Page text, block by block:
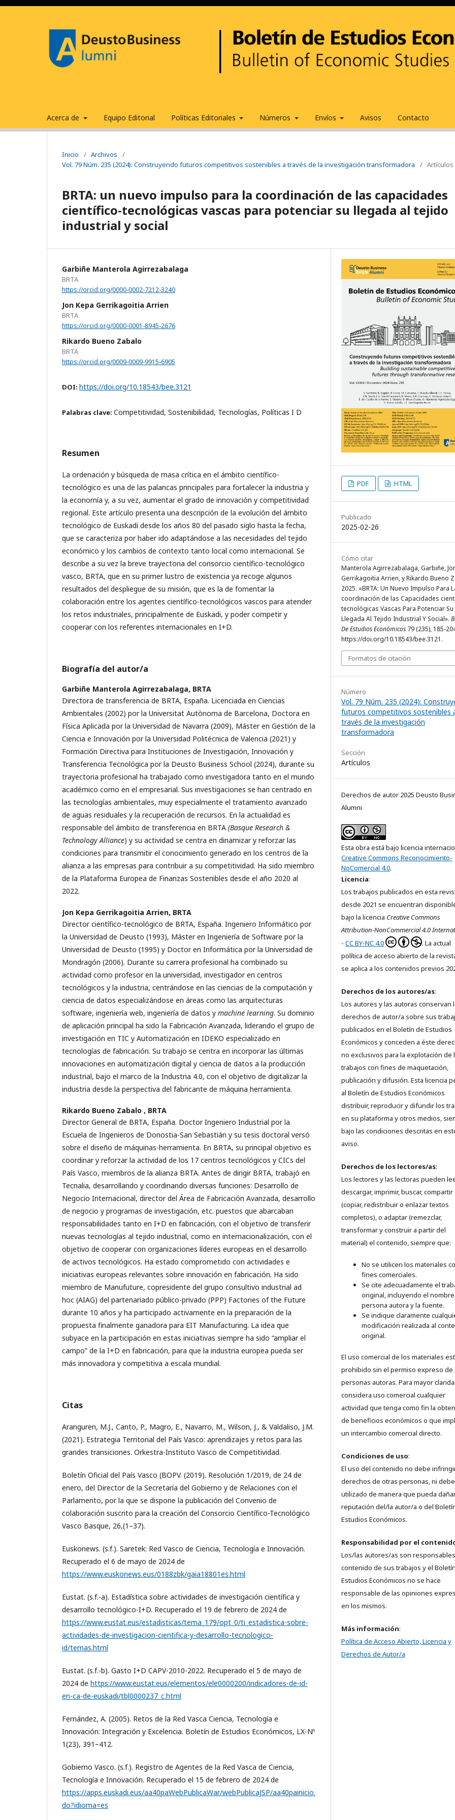
Acerca de Equipo Editorial Políticas Editoriales Números Envíos Avisos Contacto
Inicio / Archivos
/
Vol. 79 Núm. 235 (2024): Construyendo futuros competitivos sostenibles a través de la investigación transformadora
/ Artículos
BRTA: un nuevo impulso para la coordinación de las capacidades
científico-tecnológicas vascas para potenciar su llegada al tejido
industrial y social
Garbiñe Manterola Agirrezabalaga
BRTA
https://orcid.org/0000-0002-7212-3240
Jon Kepa Gerrikagoitia Arrien
BRTA
https://orcid.org/0000-0001-8945-2676
Rikardo Bueno Zabalo
BRTA
https://orcid.org/0009-0009-9915-6905
DOI: https://doi.org/10.18543/bee.3121
Palabras clave: Competitividad, Sostenibilidad, Tecnologías, Políticas I D
Resumen
La ordenación y búsqueda de masa crítica en el ámbito científico-
tecnológico es una de las palancas principales para fortalecer la industria y
la economía y, a su vez, aumentar el grado de innovación y competitividad
regional. Este artículo presenta una descripción de la evolución del ámbito
tecnológico de Euskadi desde los años 80 del pasado siglo hasta la fecha,
que se caracteriza por haber ido adaptándose a las necesidades del tejido
económico y los cambios de contexto tanto local como internacional. Se
describe a su vez la breve trayectoria del consorcio científico-tecnológico
vasco, BRTA, que en su primer lustro de existencia ya recoge algunos
resultados del despliegue de su misión, que es la de fomentar la
colaboración entre los agentes científico-tecnológicos vascos para atender
los retos industriales, principalmente de Euskadi, y poder competir y
cooperar con los referentes internacionales en I+D.
Biografía del autor/a
Garbiñe Manterola Agirrezabalaga, BRTA
Directora de transferencia de BRTA, España. Licenciada en Ciencias
Ambientales (2002) por la Universitat Autònoma de Barcelona, Doctora en
Física Aplicada por la Universidad de Navarra (2009), Máster en Gestión de la
Ciencia e Innovación por la Universidad Politécnica de Valencia (2021) y
Formación Directiva para Instituciones de Investigación, Innovación y
Transferencia Tecnológica por la Deusto Business School (2024), durante su
trayectoria profesional ha trabajado como investigadora tanto en el mundo
académico como en el empresarial. Sus investigaciones se han centrado en
las tecnologías ambientales, muy especialmente el tratamiento avanzado
de aguas residuales y la recuperación de recursos. En la actualidad es
responsable del ámbito de transferencia en BRTA (Basque Research &
Technology Alliance) y su actividad se centra en dinamizar y reforzar las
condiciones para transmitir el conocimiento generado en los centros de la
alianza a las empresas para contribuir a su competitividad. Ha sido miembro
de la Plataforma Europea de Finanzas Sostenibles desde el año 2020 al
2022.
Jon Kepa Gerrikagoitia Arrien, BRTA
Director científico-tecnológico de BRTA, España. Ingeniero Informático por
la Universidad de Deusto (1993), Máster en Ingeniería de Software por la
Universidad de Deusto (1995) y Doctor en Informática por la Universidad de
Mondragón (2006). Durante su carrera profesional ha combinado su
actividad como profesor en la universidad, investigador en centros
tecnológicos y la industria, centrándose en las ciencias de la computación y
ciencia de datos especializándose en áreas como las arquitecturas
software, ingeniería web, ingeniería de datos y machine learning. Su dominio
de aplicación principal ha sido la Fabricación Avanzada, liderando el grupo de
investigación en TIC y Automatización en IDEKO especializado en
tecnologías de fabricación. Su trabajo se centra en incorporar las últimas
innovaciones en automatización digital y ciencia de datos a la producción
industrial, bajo el marco de la Industria 4.0, con el objetivo de digitalizar la
industria desde la perspectiva del fabricante de máquina herramienta.
Rikardo Bueno Zabalo , BRTA
Director General de BRTA, España. Doctor Ingeniero Industrial por la
Escuela de Ingenieros de Donostia-San Sebastián y su tesis doctoral versó
sobre el diseño de máquinas-herramienta. En BRTA, su principal objetivo es
coordinar y reforzar la actividad de los 17 centros tecnológicos y CICs del
País Vasco, miembros de la alianza BRTA. Antes de dirigir BRTA, trabajó en
Tecnalia, desarrollando y coordinando diversas funciones: Desarrollo de
Negocio Internacional, director del Área de Fabricación Avanzada, desarrollo
de negocio y programas de investigación, etc. puestos que abarcaban
responsabilidades tanto en I+D en fabricación, con el objetivo de transferir
nuevas tecnologías al tejido industrial, como en internacionalización, con el
objetivo de cooperar con organizaciones líderes europeas en el desarrollo
de activos tecnológicos. Ha estado comprometido con actividades e
iniciativas europeas relevantes sobre innovación en fabricación. Ha sido
miembro de Manufuture, copresidente del grupo consultivo industrial ad
hoc (AIAG) del partenariado público-privado (PPP) Factories of the Future
durante 10 años y ha participado activamente en la preparación de la
propuesta finalmente ganadora para EIT Manufacturing. La idea que
subyace en la participación en estas iniciativas siempre ha sido “ampliar el
campo” de la I+D en fabricación, para que la industria europea pueda ser
más innovadora y competitiva a escala mundial.
Citas
Aranguren, M.J., Canto, P., Magro, E., Navarro, M., Wilson, J., & Valdaliso, J.M.
(2021). Estrategia Territorial del País Vasco: aprendizajes y retos para las
grandes transiciones. Orkestra-Instituto Vasco de Competitividad.
Boletín Oficial del País Vasco (BOPV. (2019). Resolución 1/2019, de 24 de
enero, del Director de la Secretaría del Gobierno y de Relaciones con el
Parlamento, por la que se dispone la publicación del Convenio de
colaboración suscrito para la creación del Consorcio Científico-Tecnológico
Vasco Basque, 26,(1–37).
Euskonews. (s.f.). Saretek: Red Vasco de Ciencia, Tecnología e Innovación.
Recuperado el 6 de mayo de 2024 de
https://www.euskonews.eus/0188zbk/gaia18801es.html
Eustat. (s.f.-a). Estadística sobre actividades de investigación científica y
desarrollo tecnológico-I+D. Recuperado el 19 de febrero de 2024 de
https://www.eustat.eus/estadisticas/tema_179/opt_0/ti_estadistica-sobre-
actividades-de-investigacion-cientifica-y-desarrollo-tecnologico-
id/temas.html
Eustat. (s.f.-b). Gasto I+D CAPV-2010-2022. Recuperado el 5 de mayo de
2024 de https://www.eustat.eus/elementos/ele0000200/indicadores-de-id-
en-ca-de-euskadi/tbl0000237_c.html
Fernández, A. (2005). Retos de la Red Vasca Ciencia, Tecnología e
Innovación: Integración y Excelencia. Boletín de Estudios Económicos, LX-Nº
1(23), 391–412.
Gobierno Vasco. (s.f.). Registro de Agentes de la Red Vasca de Ciencia,
Tecnología e Innovación. Recuperado el 15 de febrero de 2024 de
https://apps.euskadi.eus/aa40paWebPublicaWar/webPublicaJSP/aa40painicio.
do?idioma=es
PDF HTML
Publicado
2025-02-26
Cómo citar
Manterola Agirrezabalaga, Garbiñe,
Gerrikagoitia Arrien, y Rikardo Bueno
2025. «BRTA: Un Nuevo Impulso Para
coordinación de las Capacidades
tecnológicas Vascas Para Potenciar Su
Llegada Al Tejido Industrial Y Social».
De Estudios Económicos 79 (235), 185-
https://doi.org/10.18543/bee.3121.
Formatos de citación
Número
Vol. 79 Núm. 235 (2024):
futuros competitivos sostenibles
través de la investigación
transformadora
Sección
Artículos
Derechos de autor 2025 Deusto
Alumni
Esta obra está bajo licencia
Creative Commons Reconocimiento-
NoComercial 4.0.
Licencia:
Los trabajos publicados en esta
desde 2021 se encuentran
bajo la licencia Creative Commons
Attribution-NonCommercial 4.0
- CC BY-NC 4.0
. La actual
política de acceso abierto de la
se aplica a los contenidos previos
Derechos de los autores/as:
Los autores y las autoras conservan
derechos de autor/a sobre sus
publicados en el Boletín de Estudios
Económicos y conceden a éste
no exclusivos para la explotación de
trabajos con fines de maquetación,
publicación y difusión. Esta licencia
al Boletín de Estudios Económicos
distribuir, reproducir y difundir los
en su plataforma y otros medios,
bajo las condiciones descritas en
aviso.
Derechos de los lectores/as:
Los lectores y las lectoras pueden
descargar, imprimir, buscar, compartir
(copiar, redistribuir o enlazar textos
completos), o adaptar (remezclar,
transformar y construir a partir del
material) el contenido, siempre que:
No se utilicen los materiales
fines comerciales.
Se cite adecuadamente el
original, incluyendo el
persona autora y la fuente.
Se indique claramente
modificación realizada al
original.
El uso comercial de los materiales
prohibido sin el permiso expreso de
personas autoras. Para mayor
considera uso comercial cualquier
actividad que tenga como fin la
de beneficios económicos o que
un intercambio comercial directo.
Condiciones de uso:
El uso del contenido no debe
derechos de otras personas, ni
utilizado de manera que pueda
reputación del/la autor/a o del
Estudios Económicos.
Responsabilidad por el
Los/las autores/as son
contenido de sus trabajos y el
Estudios Económicos no se hace
responsable de las opiniones
en los mismos.
Más información:
Política de Acceso Abierto, Licencia y
Derechos de Autor/a